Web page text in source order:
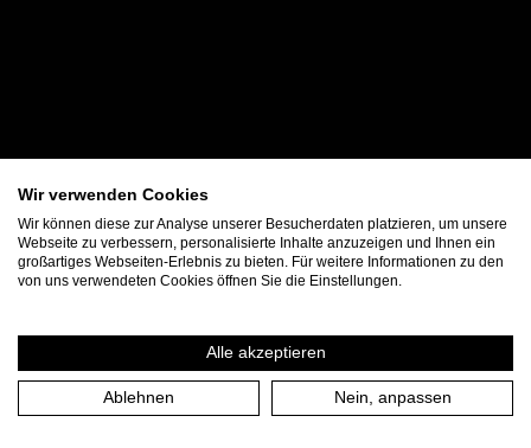
Wir verwenden Cookies
Wir können diese zur Analyse unserer Besucherdaten platzieren, um unsere
Webseite zu verbessern, personalisierte Inhalte anzuzeigen und Ihnen ein
großartiges Webseiten-Erlebnis zu bieten. Für weitere Informationen zu den
von uns verwendeten Cookies öffnen Sie die Einstellungen.
Alle akzeptieren
Ablehnen Nein, anpassen